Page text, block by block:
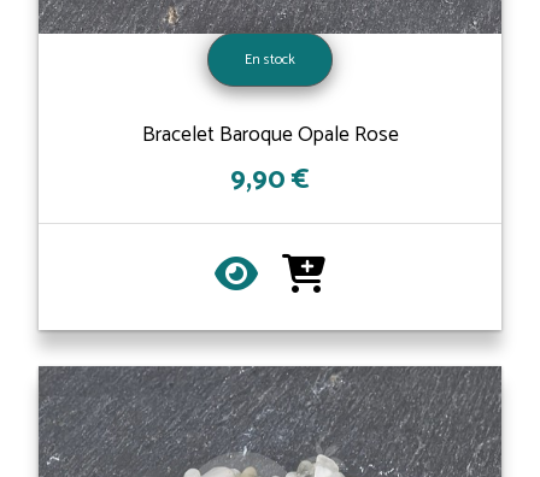
En stock
Bracelet Baroque Opale Rose
9,90 €